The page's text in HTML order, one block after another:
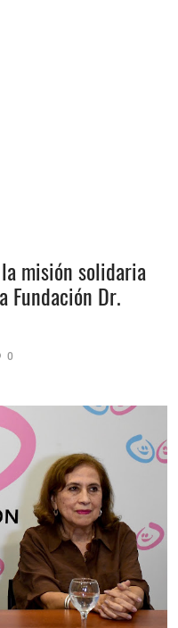
misión solidaria
Fundación Dr.
0